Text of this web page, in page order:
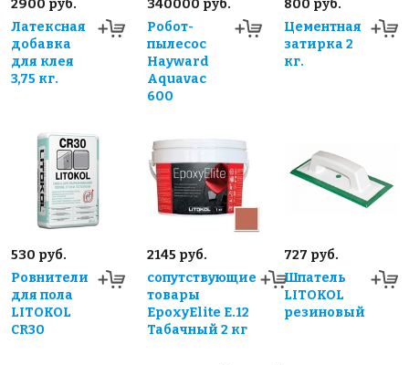
2900 руб.
Латексная
добавка
для клея
3,75 кг.
340000 руб.
Робот-
пылесос
Hayward
Aquavac
600
800 руб.
Цементная
затирка 2
кг.
530 руб.
Ровнители
для пола
LITOKOL
CR30
2145 руб.
сопутствующие
товары
EpoxyElite E.12
Табачный 2 кг
727 руб.
Шпатель
LITOKOL
резиновый